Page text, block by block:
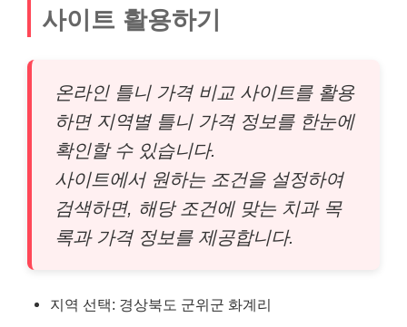
사이트 활용하기
온라인 틀니 가격 비교 사이트를 활용
하면 지역별 틀니 가격 정보를 한눈에
확인할 수 있습니다.
사이트에서 원하는 조건을 설정하여
검색하면, 해당 조건에 맞는 치과 목
록과 가격 정보를 제공합니다.
지역 선택: 경상북도 군위군 화계리